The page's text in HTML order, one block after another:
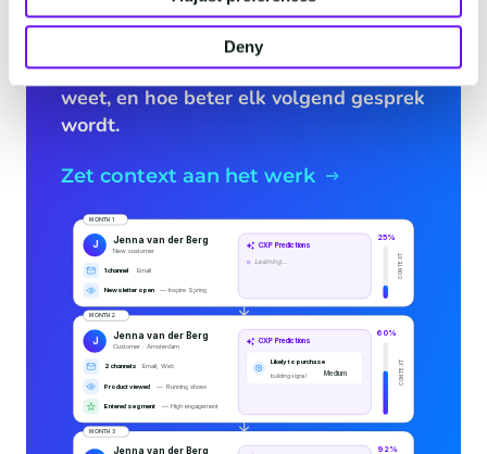
Deny
doen. Zodat elk antwoord, aanbod en
bericht past bij wat er werkelijk speelt.
Hoe langer het draait, hoe meer het
weet, en hoe beter elk volgend gesprek
wordt.
Zet context aan het werk